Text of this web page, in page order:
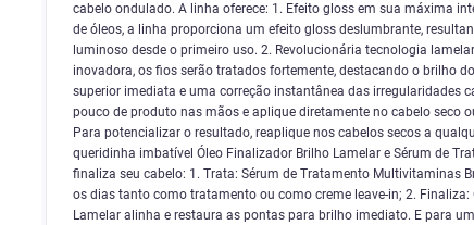
cabelo ondulado. A linha oferece: 1. Efeito gloss em sua máxima
de óleos, a linha proporciona um efeito gloss deslumbrante,
luminoso desde o primeiro uso. 2. Revolucionária tecnologia
inovadora, os fios serão tratados fortemente, destacando o brilho
superior imediata e uma correção instantânea das irregularidades
pouco de produto nas mãos e aplique diretamente no cabelo seco
Para potencializar o resultado, reaplique nos cabelos secos a
queridinha imbatível Óleo Finalizador Brilho Lamelar e Sérum de
finaliza seu cabelo: 1. Trata: Sérum de Tratamento Multivitaminas
os dias tanto como tratamento ou como creme leave-in; 2.
Lamelar alinha e restaura as pontas para brilho imediato. E para